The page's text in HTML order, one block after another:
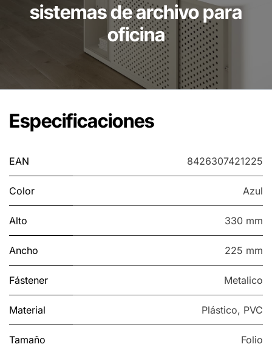
sistemas de archivo para
oficina
Especificaciones
EAN 8426307421225
Color Azul
Alto 330 mm
Ancho 225 mm
Fástener Metalico
Material Plástico, PVC
Tamaño Folio